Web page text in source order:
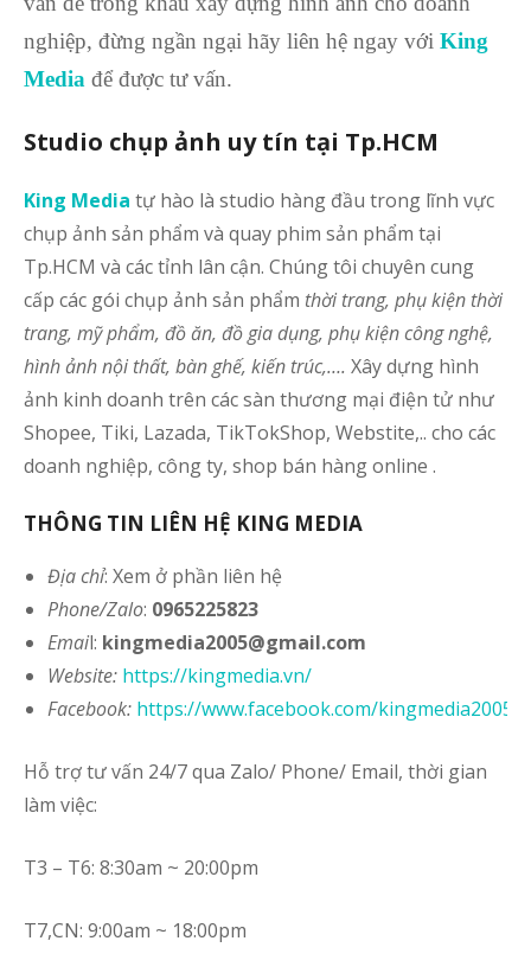
nghiệp, đừng ngần ngại hãy liên hệ ngay với King
Media để được tư vấn.
Studio chụp ảnh uy tín tại Tp.HCM
King Media tự hào là studio hàng đầu trong lĩnh vực
chụp ảnh sản phẩm và quay phim sản phẩm tại
Tp.HCM và các tỉnh lân cận. Chúng tôi chuyên cung
cấp các gói chụp ảnh sản phẩm thời trang, phụ kiện thời
trang, mỹ phẩm, đồ ăn, đồ gia dụng, phụ kiện công nghệ,
hình ảnh nội thất, bàn ghế, kiến trúc,…. Xây dựng hình
ảnh kinh doanh trên các sàn thương mại điện tử như
Shopee, Tiki, Lazada, TikTokShop, Webstite,.. cho các
doanh nghiệp, công ty, shop bán hàng online .
THÔNG TIN LIÊN HỆ KING MEDIA
Địa chỉ: Xem ở phần liên hệ
Phone/Zalo: 0965225823
Email: kingmedia2005@gmail.com
Website: https://kingmedia.vn/
Facebook: https://www.facebook.com/kingmedia2005
Hỗ trợ tư vấn 24/7 qua Zalo/ Phone/ Email, thời gian
làm việc:
T3 – T6: 8:30am ~ 20:00pm
T7,CN: 9:00am ~ 18:00pm